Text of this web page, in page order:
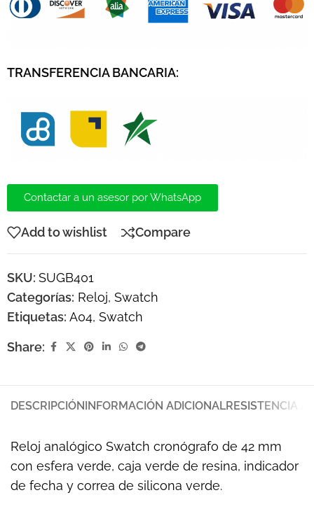
TRANSFERENCIA BANCARIA:
Contactar a un asesor por WhatsApp
Add to wishlist Compare
SKU: SUGB401
Categorías: Reloj, Swatch
Etiquetas: A04, Swatch
Share:
DESCRIPCIÓNINFORMACIÓN ADICIONALRESISTENCIA
Reloj analógico Swatch cronógrafo de 42 mm
con esfera verde, caja verde de resina, indicador
de fecha y correa de silicona verde.